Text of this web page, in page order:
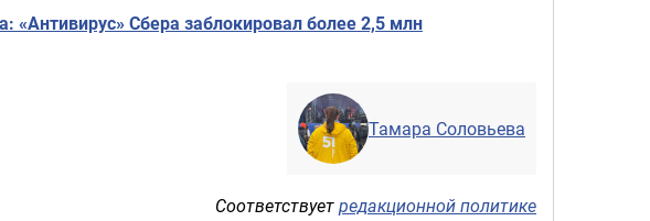
«Антивирус» Сбера заблокировал более 2,5 млн
Тамара Соловьева
Соответствуетредакционной политике